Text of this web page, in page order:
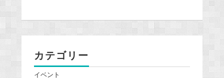
カテゴリー
イベント